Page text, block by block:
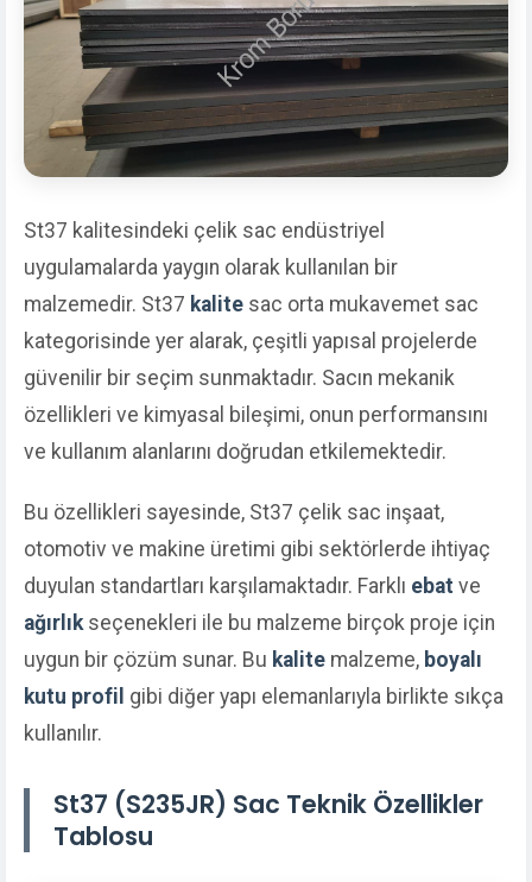
St37 kalitesindeki çelik sac endüstriyel
uygulamalarda yaygın olarak kullanılan bir
malzemedir. St37 kalite sac orta mukavemet sac
kategorisinde yer alarak, çeşitli yapısal projelerde
güvenilir bir seçim sunmaktadır. Sacın mekanik
özellikleri ve kimyasal bileşimi, onun performansını
ve kullanım alanlarını doğrudan etkilemektedir.
Bu özellikleri sayesinde, St37 çelik sac inşaat,
otomotiv ve makine üretimi gibi sektörlerde ihtiyaç
duyulan standartları karşılamaktadır. Farklı ebat ve
ağırlıkseçenekleri ile bu malzeme birçok proje için
uygun bir çözüm sunar. Bu kalite malzeme, boyalı
kutu profil gibi diğer yapı elemanlarıyla birlikte sıkça
kullanılır.
St37 (S235JR) Sac Teknik Özellikler
Tablosu